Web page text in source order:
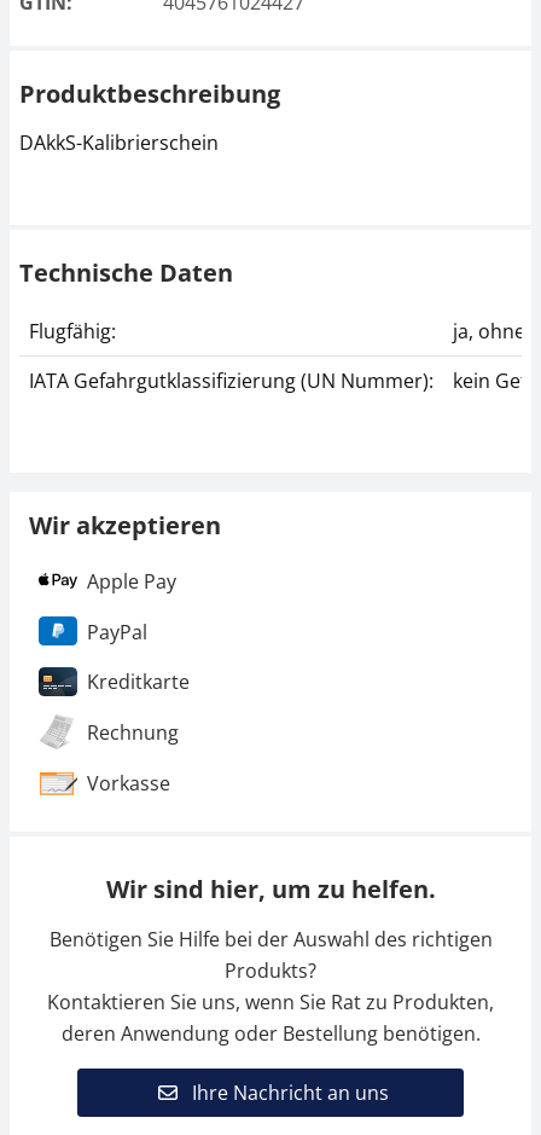
Produktbeschreibung
DAkkS-Kalibrierschein
Technische Daten
Flugfähig:
ja, ohne
IATA Gefahrgutklassifizierung (UN Nummer):
kein
Wir akzeptieren
Apple Pay
PayPal
Kreditkarte
Rechnung
Vorkasse
Wir sind hier, um zu helfen.
Benötigen Sie Hilfe bei der Auswahl des richtigen
Produkts?
Kontaktieren Sie uns, wenn Sie Rat zu Produkten,
deren Anwendung oder Bestellung benötigen.
Ihre Nachricht an uns